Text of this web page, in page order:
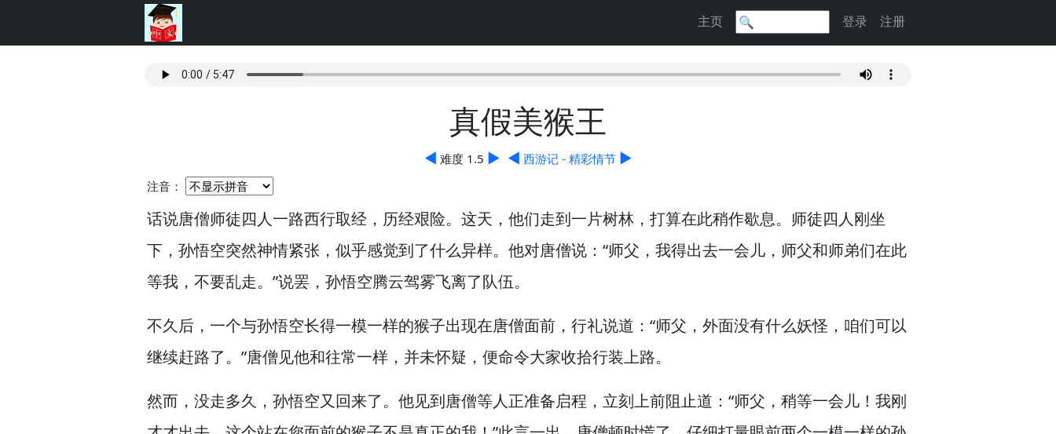
主页 登录 注册
真假美猴王
◀ 难度 1.5 ▶ ◀ 西游记 - 精彩情节 ▶
注音：
话说唐僧师徒四人一路西行取经， 历经艰险。 这天， 他们走到一片树林， 打算在此稍作歇息。 师徒四人刚坐
下， 孙悟空突然神情紧张， 似乎感觉到了什么异样。 他对唐僧说：“师父， 我得出去一会儿， 师父和师弟们在此
等我， 不要乱走。”说罢， 孙悟空腾云驾雾飞离了队伍。
不久后， 一个与孙悟空长得一模一样的猴子出现在唐僧面前， 行礼说道：“师父， 外面没有什么妖怪， 咱们可以
继续赶路了。”唐僧见他和往常一样， 并未怀疑， 便命令大家收拾行装上路。
然而， 没走多久， 孙悟空又回来了。 他见到唐僧等人正准备启程， 立刻上前阻止道：“师父， 稍等一会儿！ 我刚